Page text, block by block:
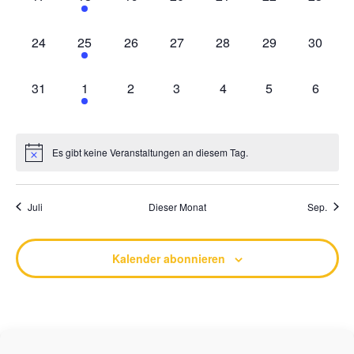
0 Veranstaltungen,
24 1 Veranstaltung,
25 0 Veranstaltungen,
26 0 Veranstaltungen,
27 0 Veranstaltungen,
28 0
29 0
30
0 Veranstaltungen,
31 1 Veranstaltung,
1 0 Veranstaltungen,
2 0 Veranstaltungen,
3 0 Veranstaltungen,
4 0
5 0
6
Es gibt keine Veranstaltungen an diesem Tag.
Juli Dieser Monat Sep.
Kalender abonnieren